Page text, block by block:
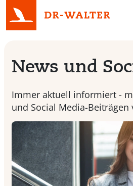
News und
Immer aktuell informiert -
und Social Media-Beiträgen